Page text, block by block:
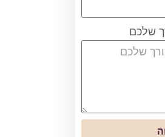
שלכם